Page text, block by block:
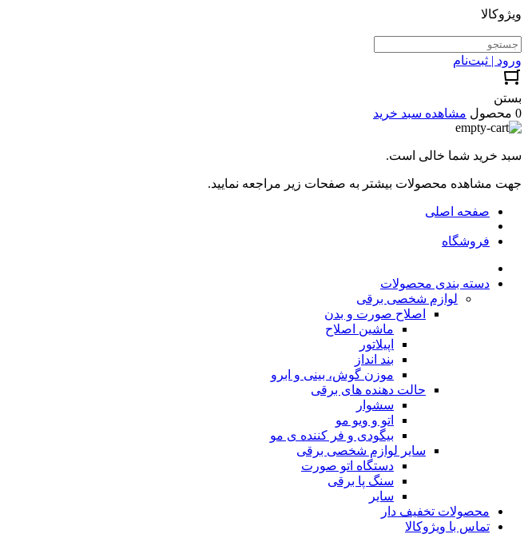
ویژوکالا
ورود | ثبت‌نام
بستن
0 محصول
مشاهده سبد خرید
سبد خرید شما خالی است.
جهت مشاهده محصولات بیشتر به صفحات زیر مراجعه نمایید.
صفحه اصلی
فروشگاه
دسته بندی محصولات
لوازم شخصی برقی
اصلاح صورت و بدن
ماشین اصلاح
اپیلاتور
بند انداز
موزن گوش، بینی و ابرو
حالت دهنده های برقی
سشوار
اتو و ویو مو
بیگودی و فر کننده ی مو
سایر لوازم شخصی برقی
دستگاه اتو صورت
سنگ پا برقی
سایر
محصولات تخفیف دار
تماس با ویژوکالا